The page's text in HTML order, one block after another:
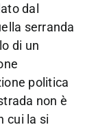
dal
serranda
di un
politica
non è
cui la si